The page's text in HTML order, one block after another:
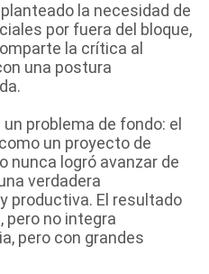
la necesidad de
por fuera del bloque,
la crítica al
una postura
problema de fondo: el
un proyecto de
nunca logró avanzar de
verdadera
productiva. El resultado
pero no integra
pero con grandes